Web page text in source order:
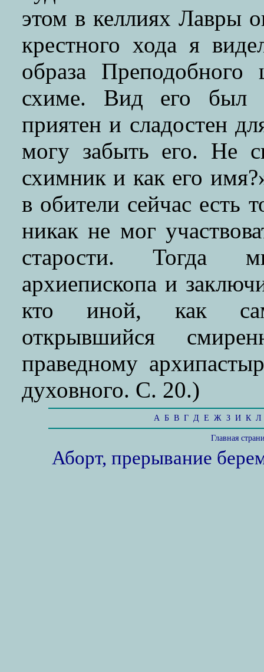
этом в келлиях Лавры
крестного хода я
образа
схиме. Вид его был
приятен и сладостен
могу забыть его. Не
схимник и как его
в обители сейчас есть
никак не мог
старости. Тогда
архиепископа и
кто иной, как
открывшийся
праведному
духовного. С. 20.)
А Б В Г Д Е Ж З И К Л
Главная
Аборт, прерывание